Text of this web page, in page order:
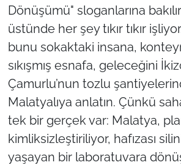
Dönüşümü" sloganlarına
üstünde her şey tıkır tıkır
bunu sokaktaki insana,
sıkışmış esnafa, geleceğini
Çamurlu’nun tozlu
Malatyalıya anlatın. Çünkü
tek bir gerçek var: Malatya,
kimliksizleştiriliyor, hafızası
yaşayan bir laboratuvara